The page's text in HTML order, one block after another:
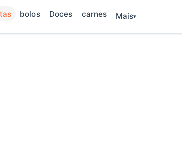
bolos Doces carnes Mais